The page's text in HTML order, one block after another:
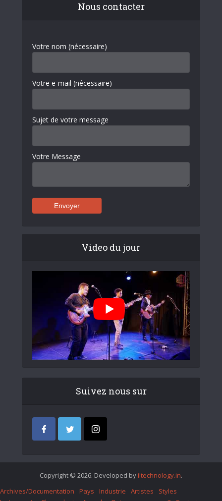
Nous contacter
Votre nom (nécessaire)
Votre e-mail (nécessaire)
Sujet de votre message
Votre Message
Video du jour
Suivez nous sur
Copyright © 2026. Developed by iItechnology.in.
Archives/Documentation
Pays Industrie Artistes
Styles